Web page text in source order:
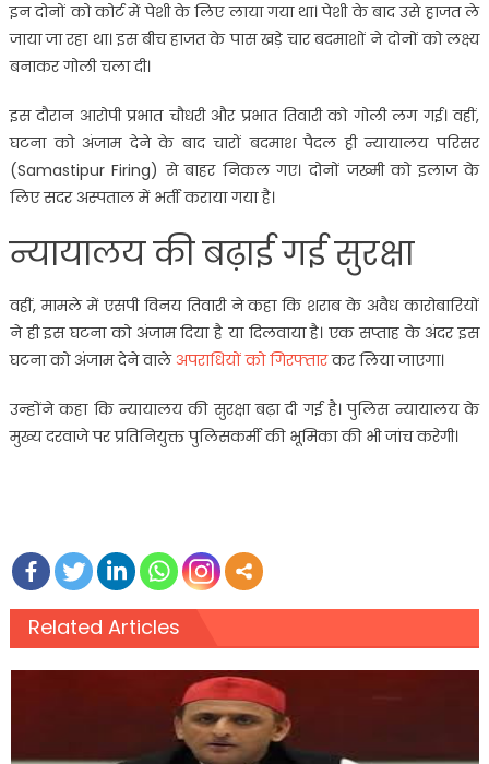
इन दोनों को कोर्ट में पेशी के लिए लाया गया था। पेशी के बाद उसे हाजत ले
जाया जा रहा था। इस बीच हाजत के पास खड़े चार बदमाशों ने दोनों को लक्ष्य
बनाकर गोली चला दी।
इस दौरान आरोपी प्रभात चौधरी और प्रभात तिवारी को गोली लग गई। वहीं,
घटना को अंजाम देने के बाद चारों बदमाश पैदल ही न्यायालय परिसर
(Samastipur Firing) से बाहर निकल गए। दोनों जख्मी को इलाज के
लिए सदर अस्पताल में भर्ती कराया गया है।
न्यायालय की बढ़ाई गई सुरक्षा
वहीं, मामले में एसपी विनय तिवारी ने कहा कि शराब के अवैध कारोबारियों
ने ही इस घटना को अंजाम दिया है या दिलवाया है। एक सप्ताह के अंदर इस
घटना को अंजाम देने वाले अपराधियों को गिरफ्तारकर लिया जाएगा।
उन्होंने कहा कि न्यायालय की सुरक्षा बढ़ा दी गई है। पुलिस न्यायालय के
मुख्य दरवाजे पर प्रतिनियुक्त पुलिसकर्मी की भूमिका की भी जांच करेगी।
Related Articles